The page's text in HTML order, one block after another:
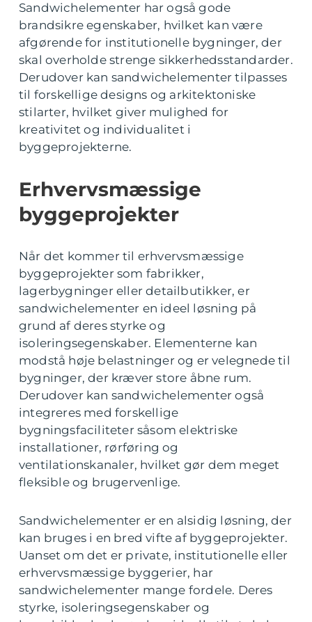
Sandwichelementer har også gode
brandsikre egenskaber, hvilket kan være
afgørende for institutionelle bygninger, der
skal overholde strenge sikkerhedsstandarder.
Derudover kan sandwichelementer tilpasses
til forskellige designs og arkitektoniske
stilarter, hvilket giver mulighed for
kreativitet og individualitet i
byggeprojekterne.
Erhvervsmæssige
byggeprojekter
Når det kommer til erhvervsmæssige
byggeprojekter som fabrikker,
lagerbygninger eller detailbutikker, er
sandwichelementer en ideel løsning på
grund af deres styrke og
isoleringsegenskaber. Elementerne kan
modstå høje belastninger og er velegnede til
bygninger, der kræver store åbne rum.
Derudover kan sandwichelementer også
integreres med forskellige
bygningsfaciliteter såsom elektriske
installationer, rørføring og
ventilationskanaler, hvilket gør dem meget
fleksible og brugervenlige.
Sandwichelementer er en alsidig løsning, der
kan bruges i en bred vifte af byggeprojekter.
Uanset om det er private, institutionelle eller
erhvervsmæssige byggerier, har
sandwichelementer mange fordele. Deres
styrke, isoleringsegenskaber og